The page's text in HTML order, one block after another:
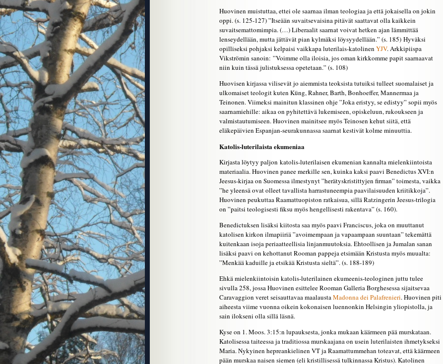
Huovinen muistuttaa, ettei ole saarnaa ilman teologiaa ja että jokaisella on jokin
oppi. (s. 125-127) ”Itseään suvaitsevaisina pitävät saattavat olla kaikkein
suvaitsemattomimpia. (…) Liberaalit saarnat voivat hetken ajan lämmittää
lenseydellään, mutta jättävät pian kylmäksi löysyydellään.” (s. 185) Hyväksi
opilliseksi pohjaksi kelpaisi vaikkapa luterilais-katolinen YJV. Arkkipiispa
Vikströmin sanoin: ”Voimme olla iloisia, jos oman kirkkomme papit saarnaavat
niin kuin tässä julistuksessa opetetaan.” (s. 108)
Huovisen kirjassa vilisevät jo aiemmista teoksista tutuiksi tulleet suomalaiset ja
ulkomaiset teologit kuten Küng, Rahner, Barth, Bonhoeffer, Mannermaa ja
Teinonen. Viimeksi mainitun klassinen ohje ”Joka eristyy, se edistyy” sopii myös
saarnamiehille: aikaa on pyhitettävä lukemiseen, opiskeluun, rukoukseen ja
valmistautumiseen. Huovinen mainitsee myös Teinosen kehut siitä, että
eläkepäivien Espanjan-seurakunnassa saarnat kestivät kolme minuuttia.
Katolis-luterilaista ekumeniaa
Kirjasta löytyy paljon katolis-luterilaisen ekumenian kannalta mielenkiintoista
materiaalia. Huovinen panee merkille sen, kuinka kaksi paavi Benedictus XVI:n
Jeesus-kirjaa on Suomessa ilmestynyt ”herätyskristittyjen firman” toimesta, vaikka
”he yleensä ovat olleet tavallista harrastuneempia paavilaisuuden kriitikkoja”.
Huovinen peukuttaa Raamattuopiston ratkaisua, sillä Ratzingerin Jeesus-trilogia
on ”paitsi teologisesti fiksu myös hengellisesti rakentava” (s. 160).
Benedictuksen lisäksi kiitosta saa myös paavi Franciscus, joka on muuttanut
katolisen kirkon ilmapiiriä ”avoimempaan ja vapaampaan suuntaan” tekemättä
kuitenkaan isoja periaatteellisia linjanmuutoksia. Ehtoollisen ja Jumalan sanan
lisäksi paavi on kehottanut Rooman pappeja etsimään Kristusta myös muualta:
”Menkää kaduille ja etsikää Kristusta sieltä”. (s. 188-189)
Ehkä mielenkiintoisin katolis-luterilainen ekumeenis-teologinen juttu tulee
sivulla 258, jossa Huovinen esittelee Rooman Galleria Borghesessa sijaitsevaa
Caravaggion veret seisauttavaa maalaustaMadonna dei Palafrenieri. Huovinen piti
aiheesta viime vuonna oikein kokonaisen luennonkin Helsingin yliopistolla, ja
sain ilokseni olla sillä läsnä.
Kyse on 1. Moos. 3:15:n lupauksesta, jonka mukaan käärmeen pää murskataan.
Katolisessa taiteessa ja traditiossa murskaajana on usein luterilaisten ihmetykseksi
Maria. Nykyinen hepreankielinen VT ja Raamattummehan toteavat, että käärmeen
pään murskaa naisen siemen (eli kristillisessä tulkinnassa Kristus). Katolinen